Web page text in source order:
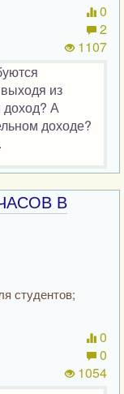
0
2
1107
из
А
доходе?
В
студентов;
0
0
1054